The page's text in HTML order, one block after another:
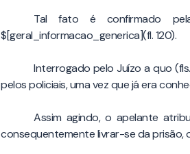
Tal fato é confirmado
$[geral_informacao_generica](fl. 120).
Interrogado pelo Juízo a quo
pelos policiais, uma vez que já era
Assim agindo, o apelante
consequentemente livrar-se da prisão,